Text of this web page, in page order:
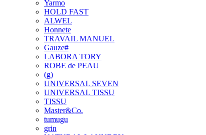
Yarmo
HOLD FAST
ALWEL
Honnete
TRAVAIL MANUEL
Gauze#
LABORA TORY
ROBE de PEAU
(g)
UNIVERSAL SEVEN
UNIVERSAL TISSU
TISSU
Master&Co.
tumugu
grin